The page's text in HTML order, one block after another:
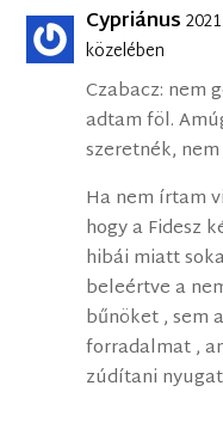
Cypriánus
közelében
Czabacz: nem
adtam föl.
szeretnék,
Ha nem írtam
hogy a Fidesz
hibái miatt
beleértve a
bűnöket , sem
forradalmat ,
zúdítani